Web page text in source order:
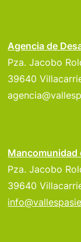
Agencia de
Pza. Jacobo
39640
Mancomunidad
Pza. Jacobo
39640